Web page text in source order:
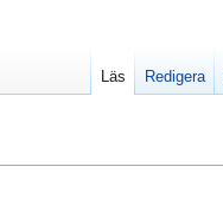
Läs Redigera